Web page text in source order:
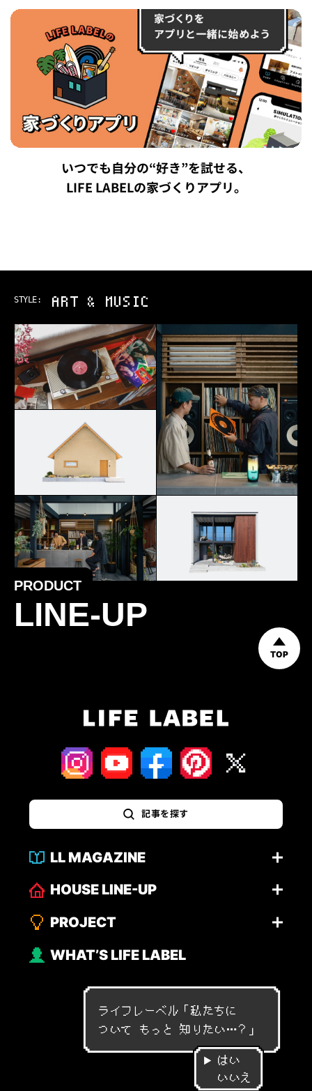
いつでも自分の“好き”を試せる、
LIFE LABELの家づくりアプリ。
STYLE: ART & MUSIC
PRODUCT
LINE-UP
TOP
記事を探す
LL MAGAZINE
HOUSE LINE-UP
PROJECT
WHAT’S LIFE LABEL
ライフレーベル「私 たちに
つ いて も っ と 知 り た い…？ 」
はい
いいえ